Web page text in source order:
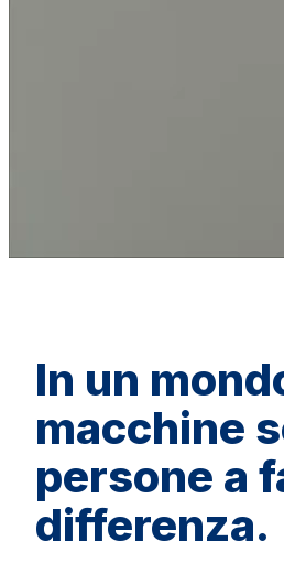
In un
macchine
persone a
differenza.